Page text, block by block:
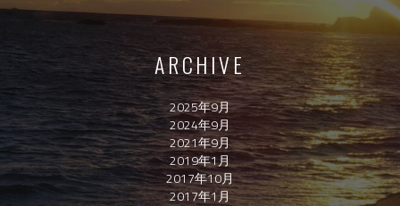
ARCHIVE
2025年9月
2024年9月
2021年9月
2019年1月
2017年10月
2017年1月